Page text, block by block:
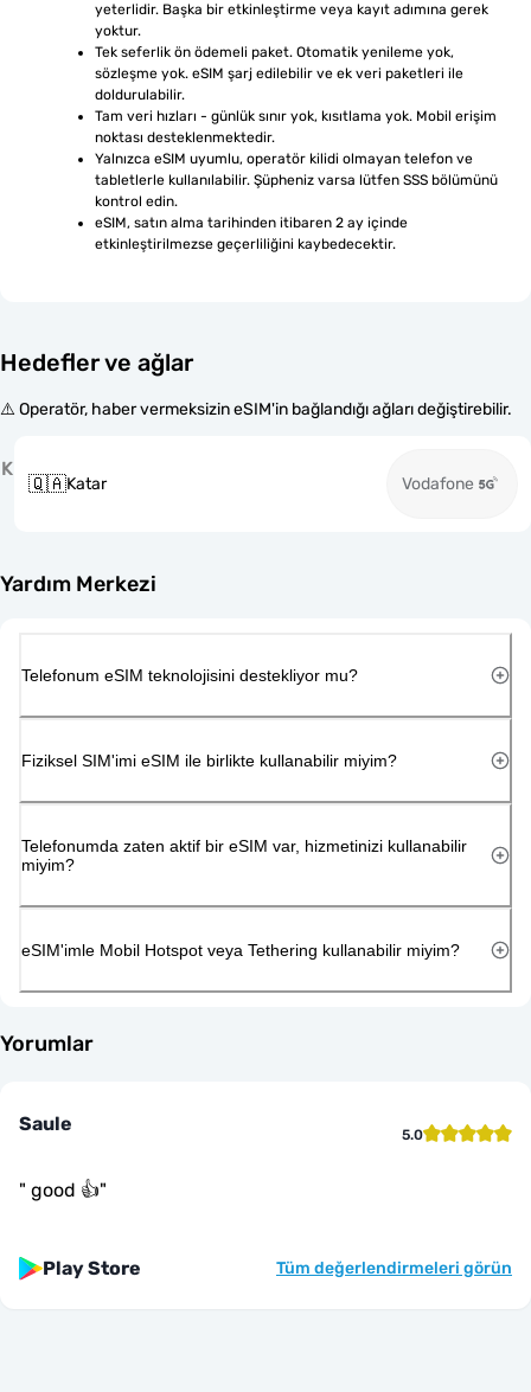
yeterlidir. Başka bir etkinleştirme veya kayıt adımına gerek
yoktur.
Tek seferlik ön ödemeli paket. Otomatik yenileme yok,
sözleşme yok. eSIM şarj edilebilir ve ek veri paketleri ile
doldurulabilir.
Tam veri hızları - günlük sınır yok, kısıtlama yok. Mobil erişim
noktası desteklenmektedir.
Yalnızca eSIM uyumlu, operatör kilidi olmayan telefon ve
tabletlerle kullanılabilir. Şüpheniz varsa lütfen SSS bölümünü
kontrol edin.
eSIM, satın alma tarihinden itibaren 2 ay içinde
etkinleştirilmezse geçerliliğini kaybedecektir.
Hedefler ve ağlar
⚠️ Operatör, haber vermeksizin eSIM'in bağlandığı ağları değiştirebilir.
K
🇶🇦Katar Vodafone
Yardım Merkezi
Telefonum eSIM teknolojisini destekliyor mu?
Fiziksel SIM'imi eSIM ile birlikte kullanabilir miyim?
Telefonumda zaten aktif bir eSIM var, hizmetinizi kullanabilir
miyim?
eSIM'imle Mobil Hotspot veya Tethering kullanabilir miyim?
Yorumlar
Saule 5.0
" good 👍"
Play Store Tüm değerlendirmeleri görün